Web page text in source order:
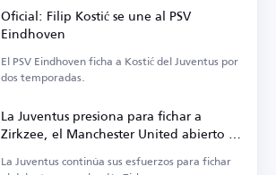
Oficial: Filip Kostić se une al PSV
Eindhoven
El PSV Eindhoven ficha a Kostić del Juventus por
dos temporadas.
La Juventus presiona para fichar a
Zirkzee, el Manchester United abierto a
La Juventus continúa sus esfuerzos para fichar